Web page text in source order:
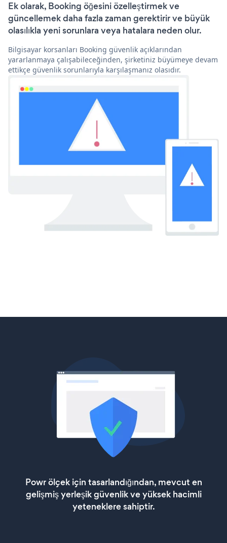
Ek olarak, Booking öğesini özelleştirmek ve
güncellemek daha fazla zaman gerektirir ve büyük
olasılıkla yeni sorunlara veya hatalara neden olur.
Bilgisayar korsanları Booking güvenlik açıklarından
yararlanmaya çalışabileceğinden, şirketiniz büyümeye devam
ettikçe güvenlik sorunlarıyla karşılaşmanız olasıdır.
Powr ölçek için tasarlandığından, mevcut en
gelişmiş yerleşik güvenlik ve yüksek hacimli
yeteneklere sahiptir.